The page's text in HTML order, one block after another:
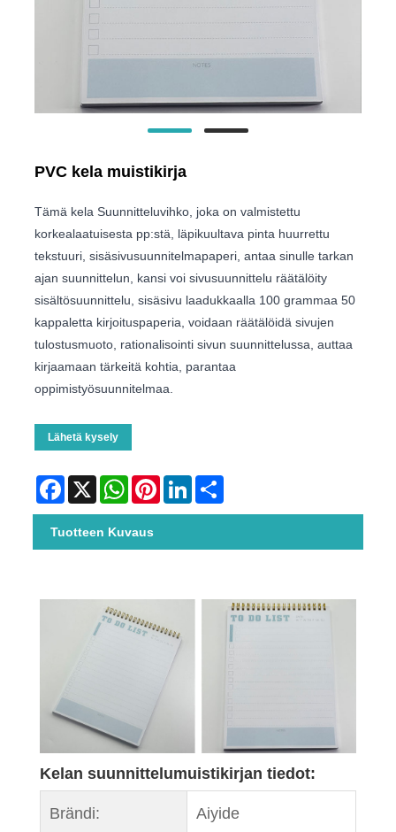
PVC kela muistikirja
Tämä kela Suunnitteluvihko, joka on valmistettu
korkealaatuisesta pp:stä, läpikuultava pinta huurrettu
tekstuuri, sisäsivusuunnitelmapaperi, antaa sinulle tarkan
ajan suunnittelun, kansi voi sivusuunnittelu räätälöity
sisältösuunnittelu, sisäsivu laadukkaalla 100 grammaa 50
kappaletta kirjoituspaperia, voidaan räätälöidä sivujen
tulostusmuoto, rationalisointi sivun suunnittelussa, auttaa
kirjaamaan tärkeitä kohtia, parantaa
oppimistyösuunnitelmaa.
Lähetä kysely
Facebook
X WhatsAppPinterestLinkedIn
Tuotteen Kuvaus
Kelan suunnittelumuistikirjan tiedot:
Brändi: Aiyide